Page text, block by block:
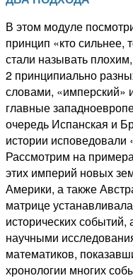
В этом модуле
принцип «кто сильнее,
стали называть
2 принципиально
словами, «имперский»
главные
очередь Испанская и
истории
Рассмотрим на
этих империй новых
Америки, а также
матрице
исторических
научными
математиков,
хронологии многих